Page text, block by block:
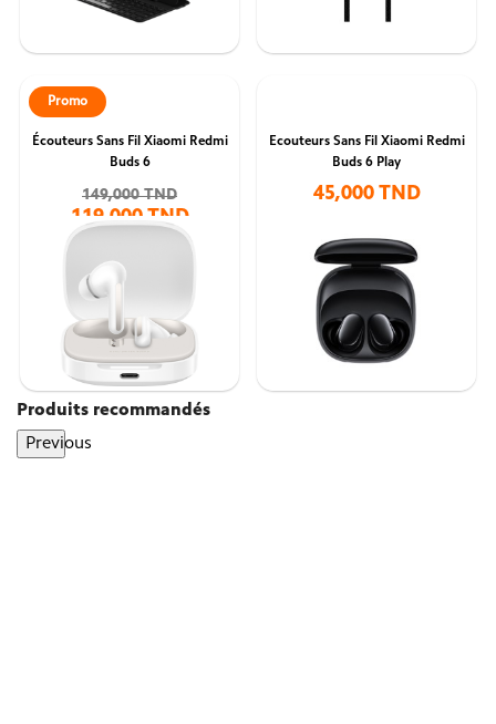
Écouteurs Sans Fil Xiaomi Redmi
Buds 6
149,000 TND
119,000 TND
Promo
Ecouteurs Sans Fil Xiaomi Redmi
Buds 6 Play
45,000 TND
Produits recommandés
Previous